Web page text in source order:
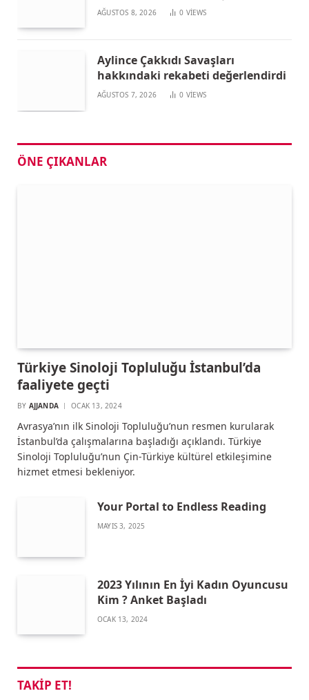
AĞUSTOS 8, 2026 0 VIEWS
Aylince Çakkıdı Savaşları
hakkındaki rekabeti değerlendirdi
AĞUSTOS 7, 2026 0 VIEWS
ÖNE ÇIKANLAR
Türkiye Sinoloji Topluluğu İstanbul’da
faaliyete geçti
BY AJJANDA OCAK 13, 2024
Avrasya’nın ilk Sinoloji Topluluğu’nun resmen kurularak
İstanbul’da çalışmalarına başladığı açıklandı. Türkiye
Sinoloji Topluluğu’nun Çin-Türkiye kültürel etkileşimine
hizmet etmesi bekleniyor.
Your Portal to Endless Reading
MAYIS 3, 2025
2023 Yılının En İyi Kadın Oyuncusu
Kim ? Anket Başladı
OCAK 13, 2024
TAKIP ET!